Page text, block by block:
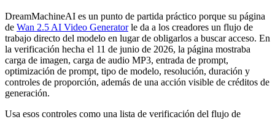
DreamMachineAI es un punto de partida práctico porque su página
de Wan 2.5 AI Video Generatorle da a los creadores un flujo de
trabajo directo del modelo en lugar de obligarlos a buscar acceso. En
la verificación hecha el 11 de junio de 2026, la página mostraba
carga de imagen, carga de audio MP3, entrada de prompt,
optimización de prompt, tipo de modelo, resolución, duración y
controles de proporción, además de una acción visible de créditos de
generación.
Usa esos controles como una lista de verificación del flujo de